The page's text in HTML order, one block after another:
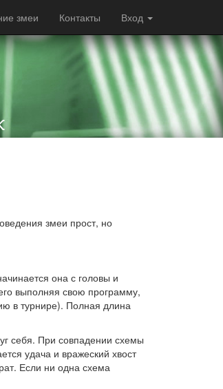
змеи Контакты Вход
змеи прост, но
она с головы и
выполняя свою программу,
в турнире). Полная длина
себя. При совпадении схемы
удача и вражеский хвост
Если ни одна схема